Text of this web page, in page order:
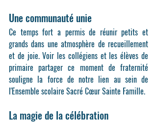
Une communauté unie
Ce temps fort a permis de réunir petits et
grands dans une atmosphère de recueillement
et de joie. Voir les collégiens et les élèves de
primaire partager ce moment de fraternité
souligne la force de notre lien au sein de
l'Ensemble scolaire Sacré Cœur Sainte Famille.
La magie de la célébration